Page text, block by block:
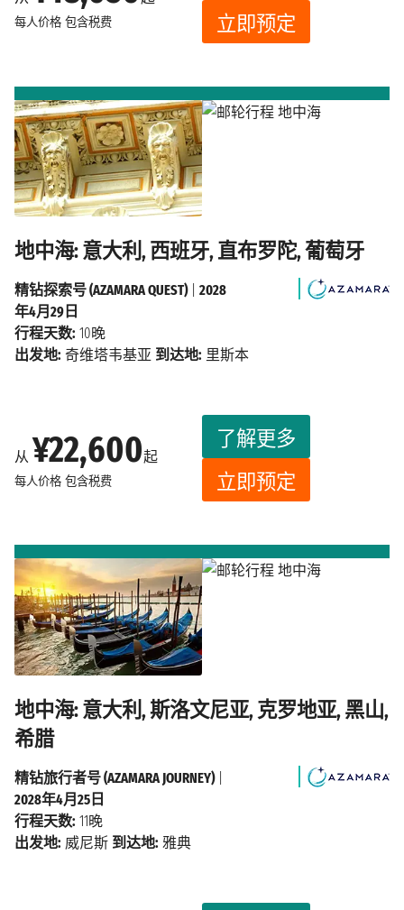
每人价格 包含税费 立即预定
地中海: 意大利, 西班牙, 直布罗陀, 葡萄牙
从 ¥22,600起
每人价格 包含税费
了解更多
立即预定
精钻探索号 (AZAMARA QUEST)| 2028
年4月29日
行程天数: 10晚
出发地: 奇维塔韦基亚 到达地: 里斯本
地中海: 意大利, 斯洛文尼亚, 克罗地亚, 黑山,
希腊
精钻旅行者号 (AZAMARA JOURNEY)|
2028年4月25日
行程天数: 11晚
出发地: 威尼斯 到达地: 雅典